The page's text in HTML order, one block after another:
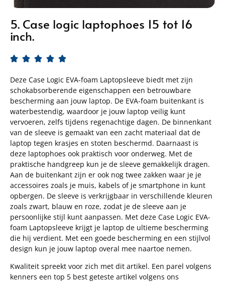
5. Case logic laptophoes 15 tot 16
inch.
    
Deze Case Logic EVA-foam Laptopsleeve biedt met zijn
schokabsorberende eigenschappen een betrouwbare
bescherming aan jouw laptop. De EVA-foam buitenkant is
waterbestendig, waardoor je jouw laptop veilig kunt
vervoeren, zelfs tijdens regenachtige dagen. De binnenkant
van de sleeve is gemaakt van een zacht materiaal dat de
laptop tegen krasjes en stoten beschermd. Daarnaast is
deze laptophoes ook praktisch voor onderweg. Met de
praktische handgreep kun je de sleeve gemakkelijk dragen.
Aan de buitenkant zijn er ook nog twee zakken waar je je
accessoires zoals je muis, kabels of je smartphone in kunt
opbergen. De sleeve is verkrijgbaar in verschillende kleuren
zoals zwart, blauw en roze, zodat je de sleeve aan je
persoonlijke stijl kunt aanpassen. Met deze Case Logic EVA-
foam Laptopsleeve krijgt je laptop de ultieme bescherming
die hij verdient. Met een goede bescherming en een stijlvol
design kun je jouw laptop overal mee naartoe nemen.
Kwaliteit spreekt voor zich met dit artikel. Een parel volgens
kenners een top 5 best geteste artikel volgens ons